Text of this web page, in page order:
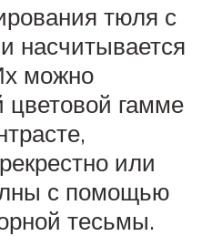
тюля с
насчитывается
можно
цветовой гамме
или
с помощью
тесьмы.